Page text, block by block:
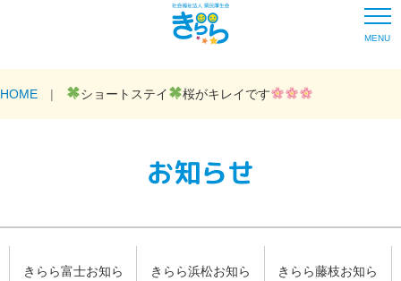
MENU
HOME ショートステイ 桜がキレイです
お知らせ
きらら富士お知ら
きらら浜松お知ら
きらら藤枝お知ら